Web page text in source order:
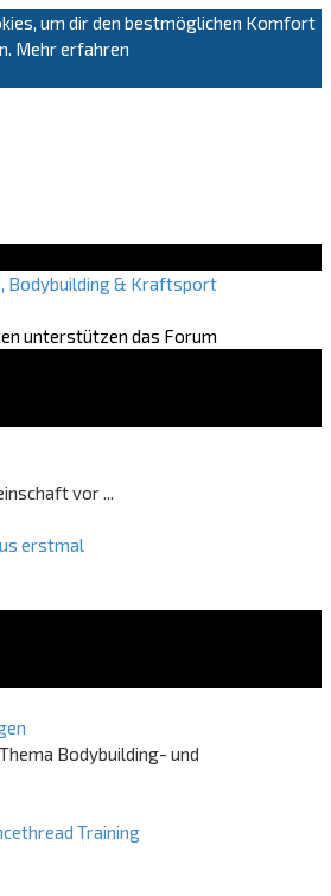
um dir den bestmöglichen Komfort
Mehr erfahren
Bodybuilding & Kraftsport
unterstützen das Forum
vor ...
erstmal
Bodybuilding- und
Training